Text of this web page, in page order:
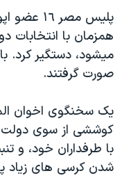
جهش
به
جستجو
گزیده‌ها
ویژه برنامه‌ها
فرهنگ و زندگی
حقوق شهروندی
اقتصادی
جام جهانی ۲۰۲۶
عملیات خشم حماسی
۲۵۰سالگی آمریکا
مستندها
انتخابات ریاست جمهوری
حمله جمهوری اسلامی
فرکانس‌های صدای
پخش رادیویی
یادگیری زبان انگلیسی
دنبال کنید
پليس مصر
همزمان با انتخابات
ميشود، دستگير کرد.
صورت گرفتند.
يک سخنگوی اخوان
کوششی از سوی دولت
با طرفداران خود، و
شدن کرسی های زياد